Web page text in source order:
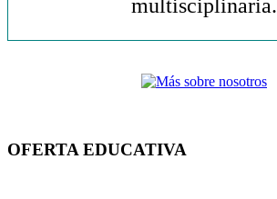
multisciplinaria.
OFERTA EDUCATIVA